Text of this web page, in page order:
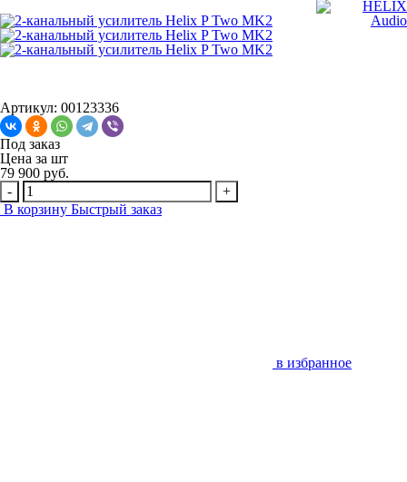
Артикул: 00123336
Под заказ
Цена за шт
79 900 руб.
-
+
В корзину Быстрый заказ
в избранное